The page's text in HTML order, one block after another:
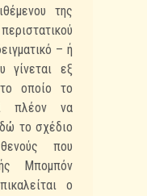
της
– ή
γίνεται εξ
οποίο το
πλέον να
το σχέδιο
που
Μπομπόν
ο